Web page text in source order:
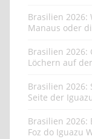
Brasilien 2026:
Manaus oder
Brasilien
Löchern auf
Brasilien
Seite der
Brasilien
Foz do Iguazu